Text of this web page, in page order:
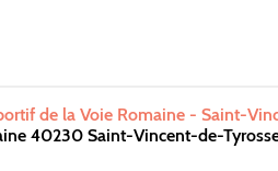
de la Voie Romaine - Saint-
40230 Saint-Vincent-de-